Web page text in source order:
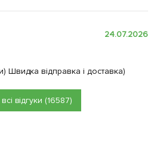
24.07.2026
Швидка відправка і доставка)
відгуки (16587)